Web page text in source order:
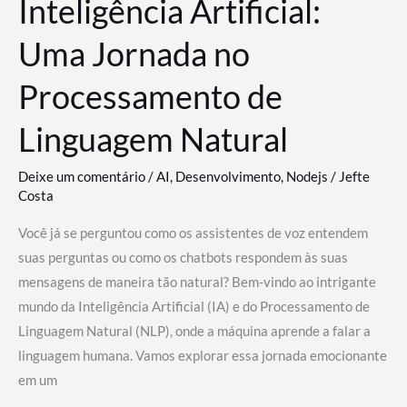
Inteligência Artificial:
Uma Jornada no
Processamento de
Linguagem Natural
Deixe um comentário/AI, Desenvolvimento, Nodejs / Jefte
Costa
Você já se perguntou como os assistentes de voz entendem
suas perguntas ou como os chatbots respondem às suas
mensagens de maneira tão natural? Bem-vindo ao intrigante
mundo da Inteligência Artificial (IA) e do Processamento de
Linguagem Natural (NLP), onde a máquina aprende a falar a
linguagem humana. Vamos explorar essa jornada emocionante
em um